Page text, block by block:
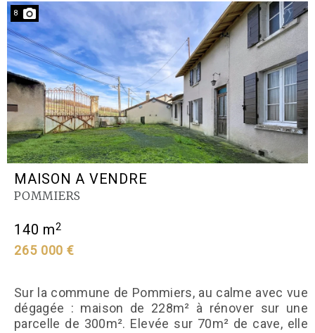
8
MAISON A VENDRE
POMMIERS
140 m2
265 000 €
Sur la commune de Pommiers, au calme avec vue
dégagée : maison de 228m² à rénover sur une
parcelle de 300m². Elevée sur 70m² de cave, elle